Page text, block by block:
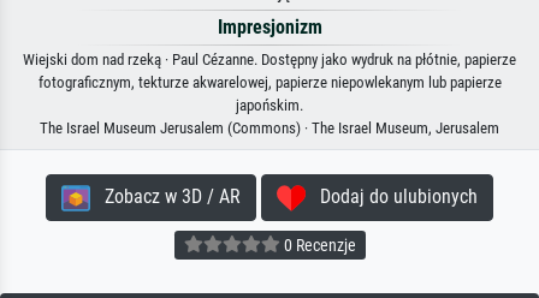
Impresjonizm
Wiejski dom nad rzeką · Paul Cézanne. Dostępny jako wydruk na płótnie, papierze
fotograficznym, tekturze akwarelowej, papierze niepowlekanym lub papierze
japońskim.
The Israel Museum Jerusalem (Commons) · The Israel Museum, Jerusalem
Zobacz w 3D / AR Dodaj do ulubionych
0 Recenzje